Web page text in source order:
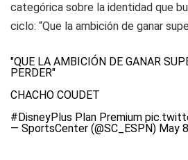
categórica sobre la identidad que
ciclo: “Que la ambición de ganar
"QUE LA AMBICIÓN DE GANAR
PERDER"
CHACHO COUDET
#DisneyPlus Plan Premium
— SportsCenter (@SC_ESPN) May